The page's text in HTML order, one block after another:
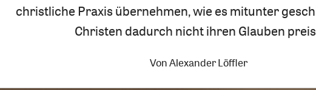
christliche Praxis übernehmen, wie es mitunter
Christen dadurch nicht ihren Glauben
VonAlexander Löffler